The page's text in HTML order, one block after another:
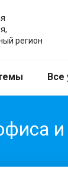
регион
Все